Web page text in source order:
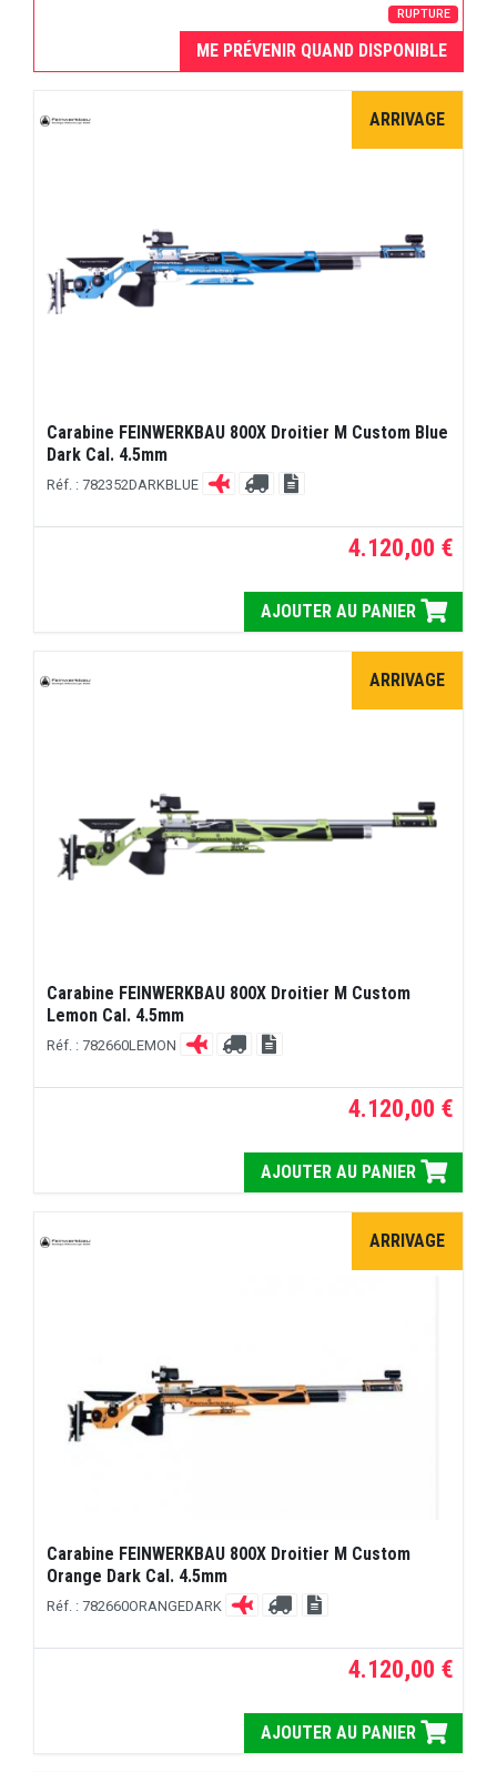
RUPTURE
ME PRÉVENIR QUAND DISPONIBLE
ARRIVAGE
Carabine FEINWERKBAU 800X Droitier M Custom Blue
Dark Cal. 4.5mm
Réf. : 782352DARKBLUE
4.120,00 €
AJOUTER AU PANIER
ARRIVAGE
Carabine FEINWERKBAU 800X Droitier M Custom
Lemon Cal. 4.5mm
Réf. : 782660LEMON
4.120,00 €
AJOUTER AU PANIER
ARRIVAGE
Carabine FEINWERKBAU 800X Droitier M Custom
Orange Dark Cal. 4.5mm
Réf. : 782660ORANGEDARK
4.120,00 €
AJOUTER AU PANIER